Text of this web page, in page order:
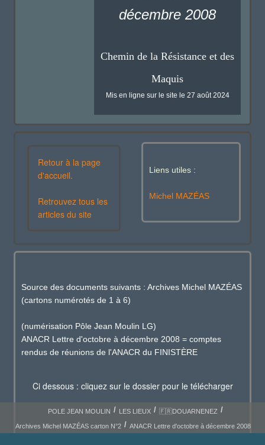
décembre 2008
Chemin de la Résistance et des
Maquis
Mis en ligne sur le site le 27 août 2024
Retour à la page
d'accueil.
Retrouvez tous les
articles du site
Liens utiles :
Michel MAZÉAS
Source des documents suivants : Archives Michel MAZÉAS
(cartons numérotés de 1 à 6)
(numérisation Pôle Jean Moulin LG)
ANACR Lettre d'octobre à décembre 2008 = comptes
rendus de réunions de l'ANACR du FINISTÈRE
Ci dessous : cliquez sur le dossier pour le télécharger
POLE JEAN MOULIN LES LIEUX 🇫🇷DOUARNENEZ
Archives Michel MAZÉAS carton N°2 ANACR Lettre d'octobre à décembre 2008